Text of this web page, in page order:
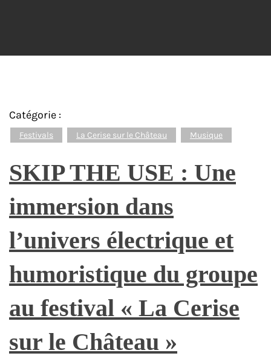
Catégorie :
Festivals La Cerise sur le Château Musique
SKIP THE USE : Une
immersion dans
l’univers électrique et
humoristique du groupe
au festival « La Cerise
sur le Château »